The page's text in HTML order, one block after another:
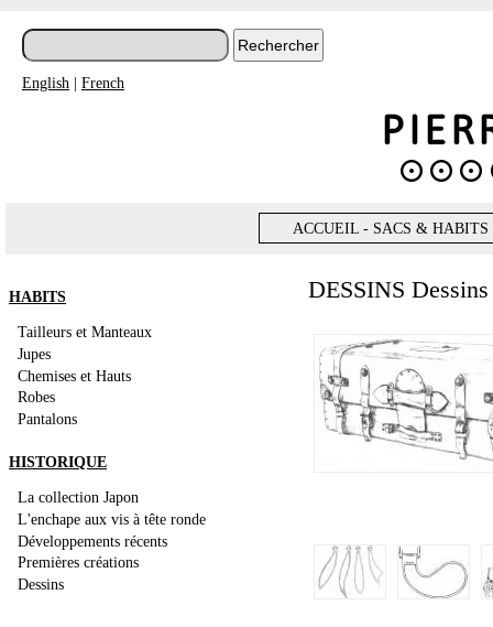
English | French
ACCUEIL - SACS & HABITS
HABITS
Tailleurs et Manteaux
Jupes
Chemises et Hauts
Robes
Pantalons
HISTORIQUE
La collection Japon
L'enchape aux vis à tête ronde
Développements récents
Premières créations
Dessins
DESSINS Dessins